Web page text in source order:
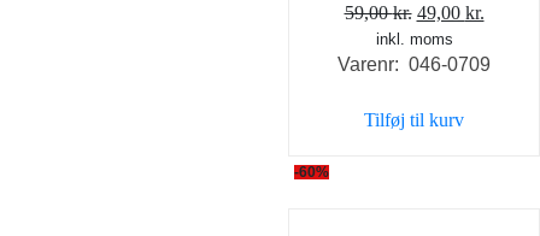
59,00kr. Den
oprindelige
pris
59,00 kr..
49,00 kr.
pris
inkl. moms
Varenr: 046-0709
Tilføj til kurv
-60%